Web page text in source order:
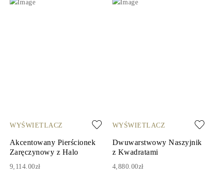
WYŚWIETLACZ
Akcentowany Pierścionek
Zaręczynowy z Halo
9,114.00zł
WYŚWIETLACZ
Dwuwarstwowy Naszyjnik
z Kwadratami
4,880.00zł